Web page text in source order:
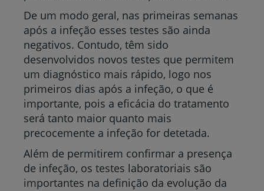
De um modo geral, nas primeiras semanas
após a infeção esses testes são ainda
negativos. Contudo, têm sido
desenvolvidos novos testes que permitem
um diagnóstico mais rápido, logo nos
primeiros dias após a infeção, o que é
importante, pois a eficácia do tratamento
será tanto maior quanto mais
precocemente a infeção for detetada.
Além de permitirem confirmar a presença
de infeção, os testes laboratoriais são
importantes na definição da evolução da